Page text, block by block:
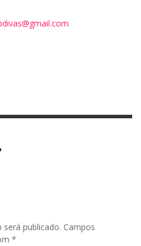
será publicado. Campos
*